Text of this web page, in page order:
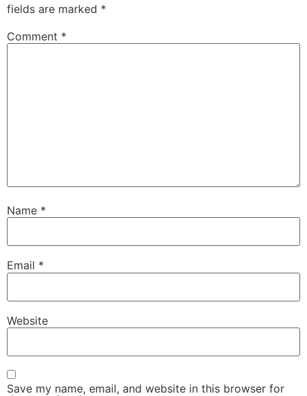
fields are marked *
Comment *
Name *
Email *
Website
Save my name, email, and website in this browser for